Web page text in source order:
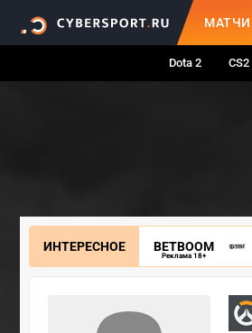
МАТЧИ
Dota 2 CS2
ИНТЕРЕСНОЕ BETBOOM
Реклама 18+